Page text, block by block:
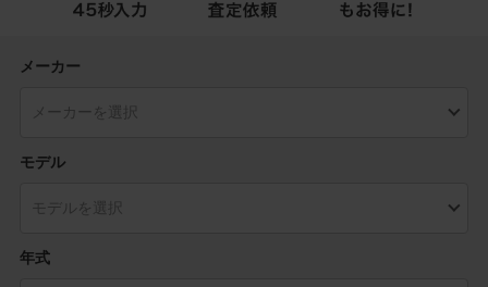
メーカー
モデル
年式